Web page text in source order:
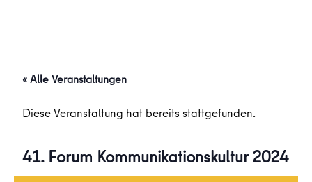
« Alle Veranstaltungen
Diese Veranstaltung hat bereits stattgefunden.
41. Forum Kommunikationskultur 2024